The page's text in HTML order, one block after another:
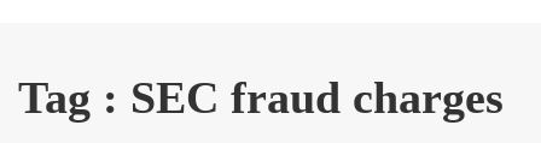
Tag : SEC fraud charges